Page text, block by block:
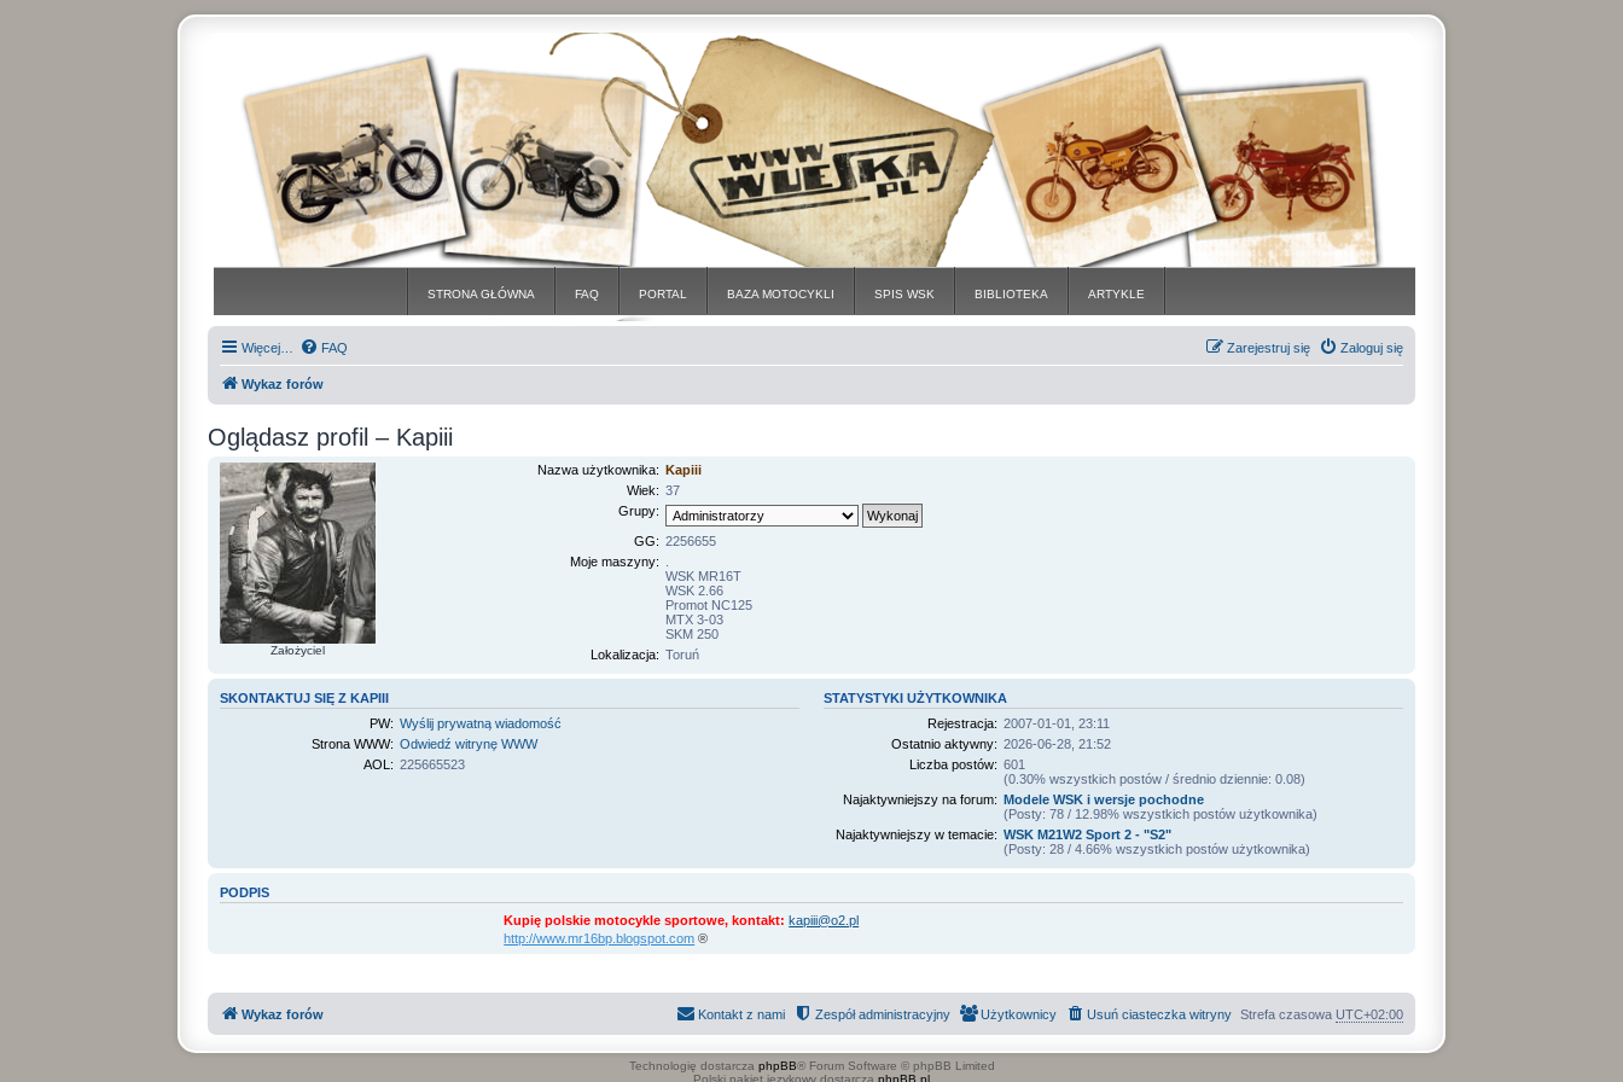
STRONA GŁÓWNA FAQ PORTAL BAZA MOTOCYKLI SPIS WSK BIBLIOTEKA ARTYKLE
Więcej… FAQ Zaloguj się
Zarejestruj się
Wykaz forów
Oglądasz profil – Kapiii
Założyciel
Nazwa użytkownika: Kapiii
Wiek: 37
Grupy:
GG: 2256655
Moje maszyny:
WSK MR16T
WSK 2.66
Promot NC125
MTX 3-03
SKM 250
Lokalizacja: Toruń
SKONTAKTUJ SIĘ Z KAPIII
PW: Wyślij prywatną wiadomość
Strona WWW: Odwiedź witrynę WWW
AOL: 225665523
STATYSTYKI UŻYTKOWNIKA
Rejestracja: 2007-01-01, 23:11
Ostatnio aktywny: 2026-06-28, 21:52
Liczba postów: 601
(0.30% wszystkich postów / średnio dziennie: 0.08)
Najaktywniejszy na forum: Modele WSK i wersje pochodne
(Posty: 78 / 12.98% wszystkich postów użytkownika)
Najaktywniejszy w temacie: WSK M21W2 Sport 2 - "S2"
(Posty: 28 / 4.66% wszystkich postów użytkownika)
PODPIS
Kupię polskie motocykle sportowe, kontakt: kapiii@o2.pl
http://www.mr16bp.blogspot.com ®
Wykaz forów Strefa czasowa UTC+02:00
Usuń ciasteczka witryny
Użytkownicy
Zespół administracyjny
Kontakt z nami
Technologię dostarcza phpBB® Forum Software © phpBB Limited
Polski pakiet językowy dostarcza phpBB.pl